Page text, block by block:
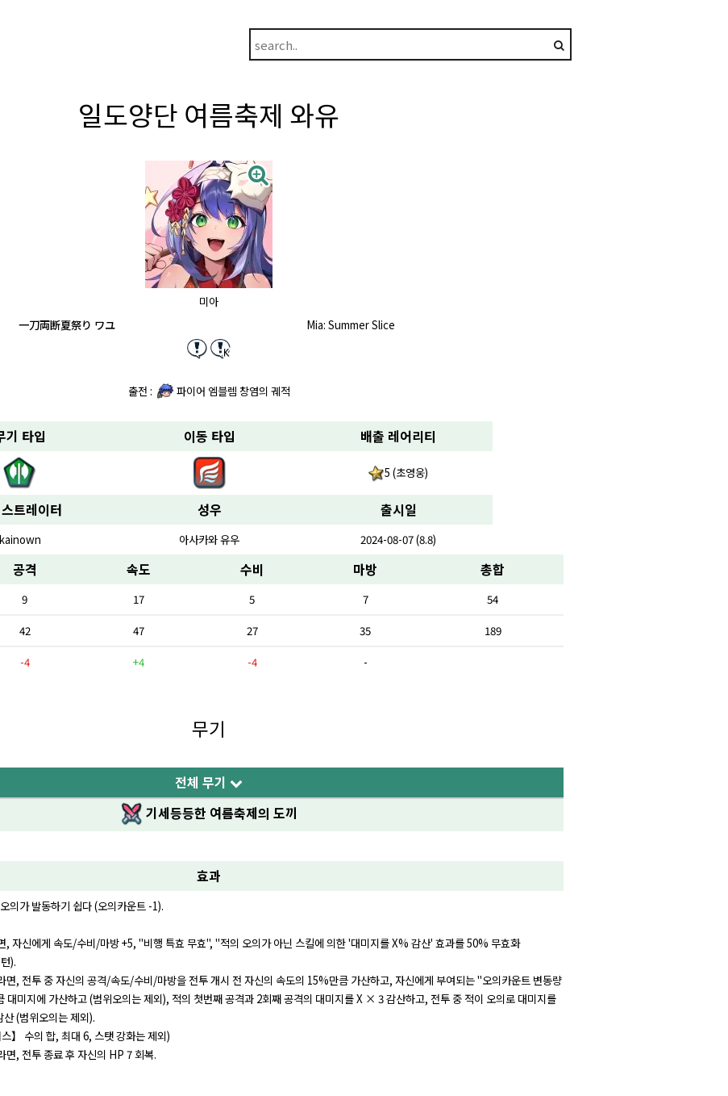
일도양단 여름축제 와유
미아
一刀両断夏祭り ワユ
Mia: Summer Slice
출전 : 파이어 엠블렘 창염의 궤적
기 타입 이동 타입 배출 레어리티
5 (초영웅)
트레이터 성우 출시일
kainown 아사카와 유우 2024-08-07 (8.8)
공격 속도 수비 마방 총합
9 17 5 7 54
42 47 27 35 189
-4 +4 -4 -
무기
전체 무기
기세등등한 여름축제의 도끼
효과
의가 발동하기 쉽다 (오의카운트 -1).
자신에게 속도/수비/마방 +5, "비행 특효 무효", "적의 오의가 아닌 스킬에 의한 '대미지를 X% 감산' 효과를 50% 무효화
).
, 전투 중 자신의 공격/속도/수비/마방을 전투 개시 전 자신의 속도의 15%만큼 가산하고, 자신에게 부여되는 "오의카운트 변동량
미지에 가산하고 (범위오의는 제외), 적의 첫번째 공격과 2회째 공격의 대미지를 X × 3 감산하고, 전투 중 적이 오의로 대미지를
(범위오의는 제외).
】 수의 합, 최대 6, 스탯 강화는 제외)
, 전투 종료 후 자신의 HP 7 회복.